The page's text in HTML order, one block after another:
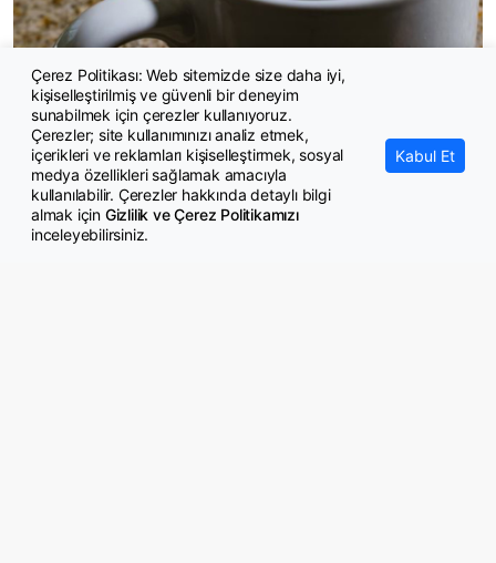
Araştırma: Poşet çaylarda mikroplastik tehlikesi
Çerez Politikası: Web sitemizde size daha iyi,
kişiselleştirilmiş ve güvenli bir deneyim
sunabilmek için çerezler kullanıyoruz.
Çerezler; site kullanımınızı analiz etmek,
içerikleri ve reklamları kişiselleştirmek, sosyal
medya özellikleri sağlamak amacıyla
kullanılabilir. Çerezler hakkında detaylı bilgi
almak için Gizlilik ve Çerez Politikamızı
inceleyebilirsiniz.
Kabul Et